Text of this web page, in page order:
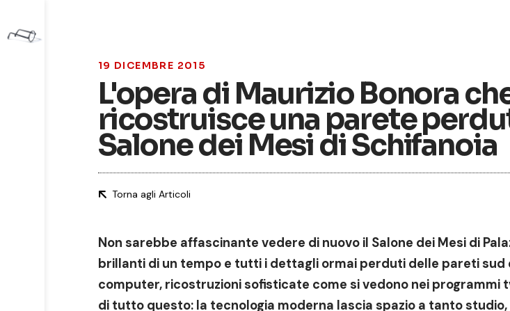
19 DICEMBRE 2015
L'opera di Maurizio Bonora
ricostruisce una parete
Salone dei Mesi di Schifanoia
Torna agli Articoli
Non sarebbe affascinante vedere di nuovo il Salone dei Mesi di
brillanti di un tempo e tutti i dettagli ormai perduti delle pareti sud
computer, ricostruzioni sofisticate come si vedono nei programmi
di tutto questo: la tecnologia moderna lascia spazio a tanto studio,